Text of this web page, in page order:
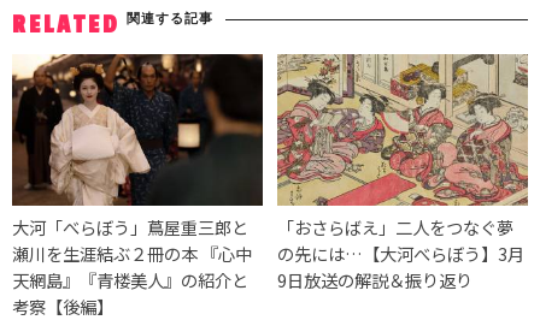
RELATED 関連する記事
大河「べらぼう」蔦屋重三郎と
瀬川を生涯結ぶ２冊の本 『心中
天網島』『青楼美人』の紹介と
考察【後編】
「おさらばえ」二人をつなぐ夢
の先には…【大河べらぼう】3月
9日放送の解説＆振り返り